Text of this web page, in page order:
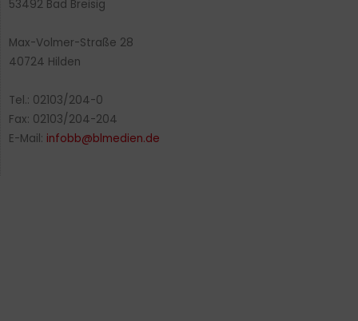
53492 Bad Breisig
Max-Volmer-Straße 28
40724 Hilden
Tel.: 02103/204-0
Fax: 02103/204-204
E-Mail: infobb@blmedien.de